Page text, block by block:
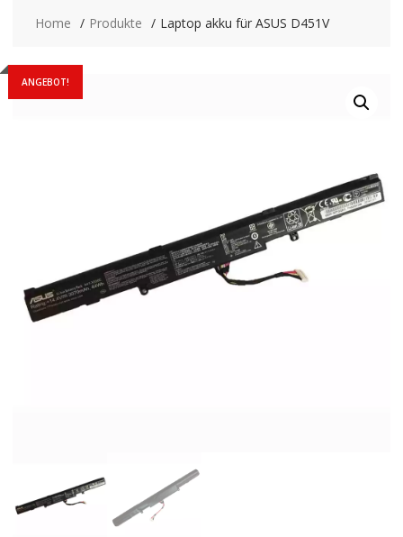
Home Produkte Laptop akku für ASUS D451V
ANGEBOT!